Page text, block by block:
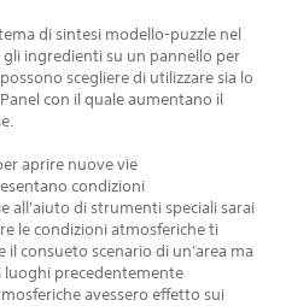
di sintesi modello-puzzle nel
ingredienti su un pannello per
scegliere di utilizzare sia lo
con il quale aumentano il
aprire nuove vie
condizioni
all'aiuto di strumenti speciali sarai
le condizioni atmosferiche ti
consueto scenario di un'area ma
luoghi precedentemente
avessero effetto sui